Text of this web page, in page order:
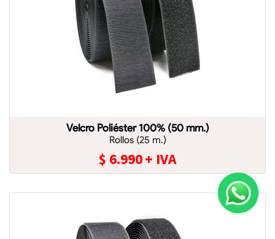
Velcro Poliéster 100% (50 mm.)
Rollos (25 m.)
$ 6.990+ IVA